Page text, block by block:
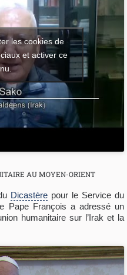
les cookies de
et activer ce
AU MOYEN-ORIENT
Dicastère pour le Service du
Pape François a adressé un
humanitaire sur l’Irak et la